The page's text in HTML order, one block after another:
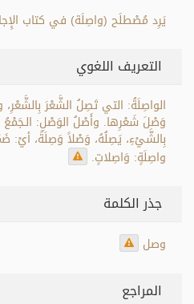
يَرِد مُصْطلَح (واصِلَة) في كتاب
التعريف اللغوي
الواصِلَةُ: التي تَصِلُ الشَّعْرَ
وَصْلَ شَعْرِها. وأَصْلُ الوَصْلِ:
بِالشَّيْءِ، يَصِلُهُ، وَصْلاً وَصِلَةً، أيْ:
واصِلَةٍ: وَاصِلاتٍ.
جذر الكلمة
وصل
المراجع